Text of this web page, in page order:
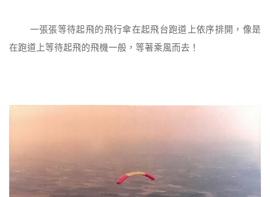
一張張等待起飛的飛行傘在起飛台跑道上依序排開，像是
在跑道上等待起飛的飛機一般，等著乘風而去！